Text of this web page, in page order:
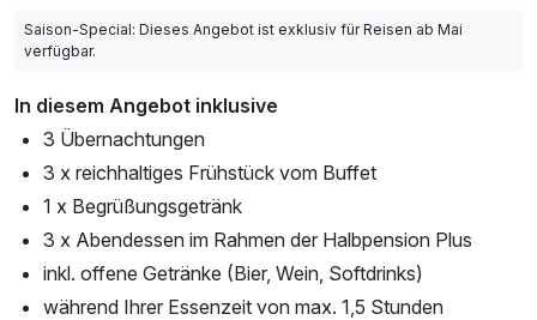
Saison-Special: Dieses Angebot ist exklusiv für Reisen ab Mai
verfügbar.
In diesem Angebot inklusive
3 Übernachtungen
3 x reichhaltiges Frühstück vom Buffet
1 x Begrüßungsgetränk
3 x Abendessen im Rahmen der Halbpension Plus
inkl. offene Getränke (Bier, Wein, Softdrinks)
während Ihrer Essenzeit von max. 1,5 Stunden